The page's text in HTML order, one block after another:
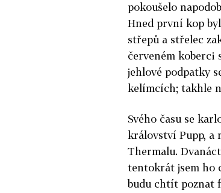
pokoušelo
Hned první kop
střepů a střelec
červeném koberci
jehlové podpatky
kelímcích; takhle
Svého času se
království Pupp, a
Thermalu.
tentokrát jsem ho
budu chtít poznat